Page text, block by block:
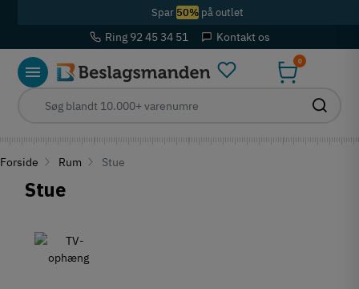
Spar 50%på outlet
Ring 92 45 34 51 Kontakt os
0
Forside Rum Stue
Stue